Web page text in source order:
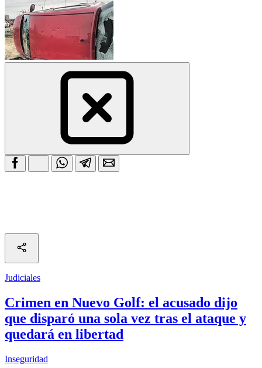
Judiciales
Crimen en Nuevo Golf: el acusado dijo
que disparó una sola vez tras el ataque y
quedará en libertad
Inseguridad